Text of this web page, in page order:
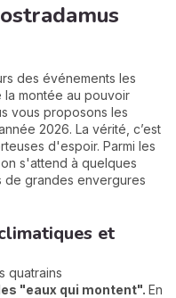
des événements les
la montée au pouvoir
vous proposons les
2026. La vérité, c’est
d'espoir. Parmi les
s'attend à quelques
de grandes envergures
et
quatrains
"eaux qui montent". En